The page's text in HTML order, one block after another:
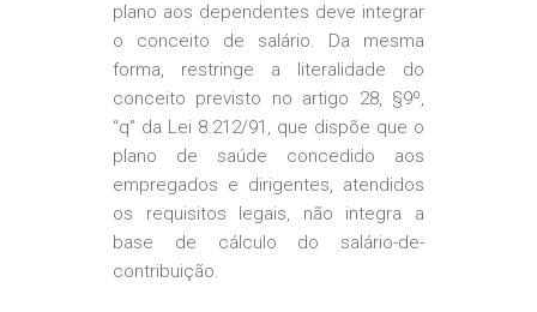
plano aos dependentes deve integrar
o conceito de salário. Da mesma
forma, restringe a literalidade do
conceito previsto no artigo 28, §9º,
“q” da Lei 8.212/91, que dispõe que o
plano de saúde concedido aos
empregados e dirigentes, atendidos
os requisitos legais, não integra a
base de cálculo do salário-de-
contribuição.